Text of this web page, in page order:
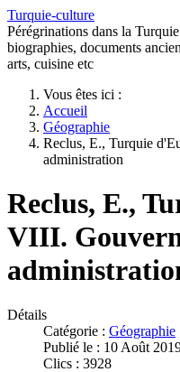
Turquie-culture
Pérégrinations dans la
biographies, documents
arts, cuisine etc
Vous êtes ici :
Accueil
Géographie
Reclus, E., Turquie
administration
Reclus, E.,
VIII.
Détails
Catégorie : Géographie
Publié le : 10 Août
Clics : 3928